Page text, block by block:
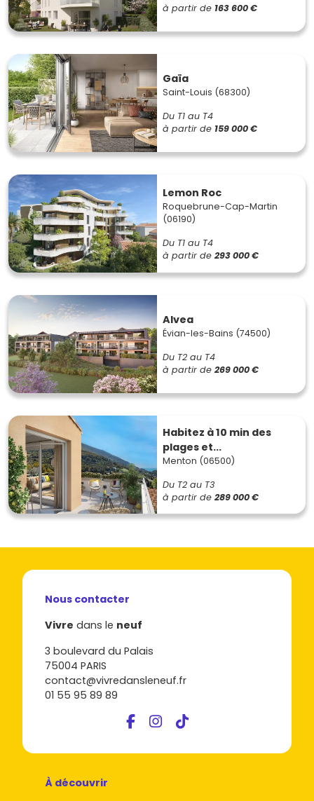
à partir de 163 600 €
Gaïa
Saint-Louis (68300)
Du T1 au T4
à partir de 159 000 €
Lemon Roc
Roquebrune-Cap-Martin
(06190)
Du T1 au T4
à partir de 293 000 €
Alvea
Évian-les-Bains (74500)
Du T2 au T4
à partir de 269 000 €
Habitez à 10 min des
plages et...
Menton (06500)
Du T2 au T3
à partir de 289 000 €
Nous contacter
Vivre dans le neuf
3 boulevard du Palais
75004 PARIS
contact@vivredansleneuf.fr
01 55 95 89 89
À découvrir